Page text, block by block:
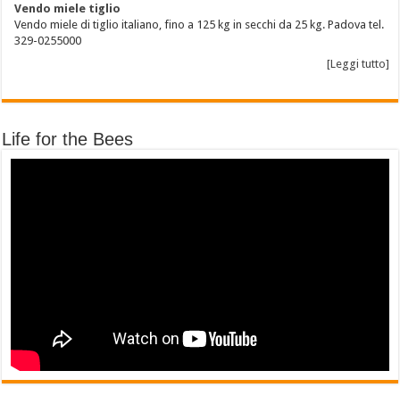
Vendo miele tiglio
Vendo miele di tiglio italiano, fino a 125 kg in secchi da 25 kg. Padova tel.
329-0255000
[Leggi tutto]
Life for the Bees